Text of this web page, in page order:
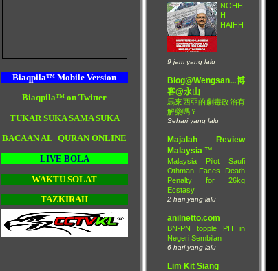
NOHH
H
HAIHH
9 jam yang lalu
Blog@Wengsan...博
客@永山
馬來西亞的劇毒政治有
解藥嗎？
Sehari yang lalu
Majalah Review
Malaysia ™
Malaysia Pilot Saufi
Othman Faces Death
Penalty for 26kg
Ecstasy
2 hari yang lalu
anilnetto.com
BN-PN topple PH in
Negeri Sembilan
6 hari yang lalu
Lim Kit Siang
Biaqpila™ Mobile Version
Biaqpila™ on Twitter
TUKAR SUKA SAMA SUKA
BACAAN AL_QURAN ONLINE
LIVE BOLA
WAKTU SOLAT
TAZKIRAH